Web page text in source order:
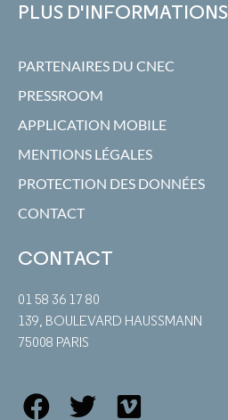
PLUS D'INFORMATIONS
PARTENAIRES DU CNEC
PRESSROOM
APPLICATION MOBILE
MENTIONS LÉGALES
PROTECTION DES DONNÉES
CONTACT
CONTACT
01 58 36 17 80
139, BOULEVARD HAUSSMANN
75008 PARIS